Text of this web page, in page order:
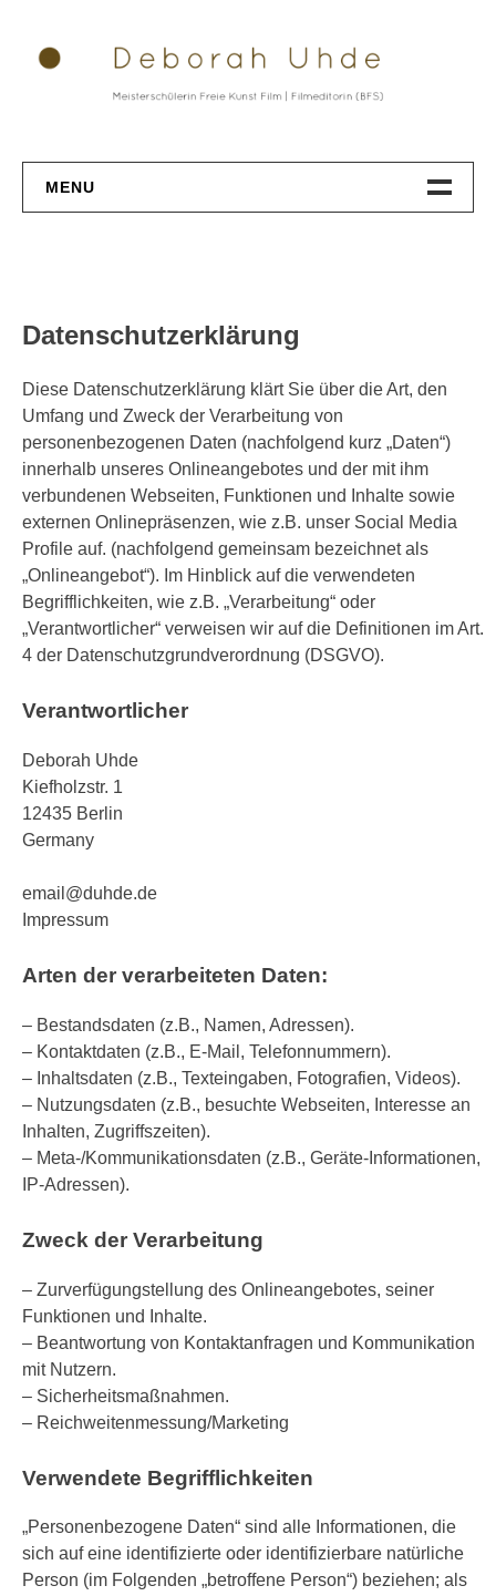
content
MENU
Datenschutzerklärung
Diese Datenschutzerklärung klärt Sie über die Art, den
Umfang und Zweck der Verarbeitung von
personenbezogenen Daten (nachfolgend kurz „Daten“)
innerhalb unseres Onlineangebotes und der mit ihm
verbundenen Webseiten, Funktionen und Inhalte sowie
externen Onlinepräsenzen, wie z.B. unser Social Media
Profile auf. (nachfolgend gemeinsam bezeichnet als
„Onlineangebot“). Im Hinblick auf die verwendeten
Begrifflichkeiten, wie z.B. „Verarbeitung“ oder
„Verantwortlicher“ verweisen wir auf die Definitionen im Art.
4 der Datenschutzgrundverordnung (DSGVO).
Verantwortlicher
Deborah Uhde
Kiefholzstr. 1
12435 Berlin
Germany
email@duhde.de
Impressum
Arten der verarbeiteten Daten:
– Bestandsdaten (z.B., Namen, Adressen).
– Kontaktdaten (z.B., E-Mail, Telefonnummern).
– Inhaltsdaten (z.B., Texteingaben, Fotografien, Videos).
– Nutzungsdaten (z.B., besuchte Webseiten, Interesse an
Inhalten, Zugriffszeiten).
– Meta-/Kommunikationsdaten (z.B., Geräte-Informationen,
IP-Adressen).
Zweck der Verarbeitung
– Zurverfügungstellung des Onlineangebotes, seiner
Funktionen und Inhalte.
– Beantwortung von Kontaktanfragen und Kommunikation
mit Nutzern.
– Sicherheitsmaßnahmen.
– Reichweitenmessung/Marketing
Verwendete Begrifflichkeiten
„Personenbezogene Daten“ sind alle Informationen, die
sich auf eine identifizierte oder identifizierbare natürliche
Person (im Folgenden „betroffene Person“) beziehen; als